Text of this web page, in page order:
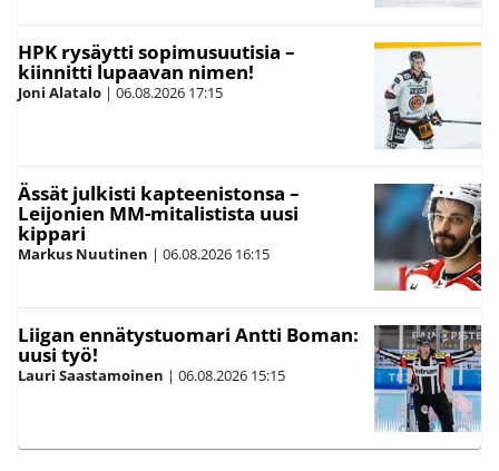
HPK rysäytti sopimusuutisia –
kiinnitti lupaavan nimen!
Joni Alatalo | 06.08.2026 17:15
Ässät julkisti kapteenistonsa –
Leijonien MM-mitalistista uusi
kippari
Markus Nuutinen | 06.08.2026 16:15
Liigan ennätystuomari Antti Boman:
uusi työ!
Lauri Saastamoinen | 06.08.2026 15:15